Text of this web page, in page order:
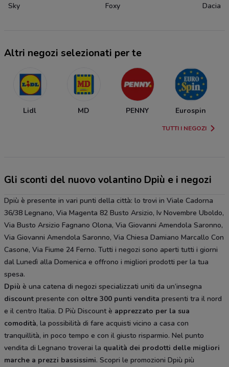
Sky Foxy Dacia
Altri negozi selezionati per te
Lidl MD PENNY Eurospin
TUTTI I NEGOZI
Gli sconti del nuovo volantino Dpiù e i negozi
Dpiù è presente in vari punti della città: lo trovi in Viale Cadorna
36/38 Legnano, Via Magenta 82 Busto Arsizio, Iv Novembre Uboldo,
Via Busto Arsizio Fagnano Olona, Via Giovanni Amendola Saronno,
Via Giovanni Amendola Saronno, Via Chiesa Damiano Marcallo Con
Casone, Via Fiume 24 Ferno. Tutti i negozi sono aperti tutti i giorni
dal Lunedì alla Domenica e offrono i migliori prodotti per la tua
spesa.
Dpiù è una catena di negozi specializzati uniti da un’insegna
discount presente con oltre 300 punti vendita presenti tra il nord
e il centro Italia. D Più Discount è apprezzato per la sua
comodità, la possibilità di fare acquisti vicino a casa con
tranquillità, in poco tempo e con il giusto risparmio. Nel punto
vendita di Legnano troverai la qualità dei prodotti delle migliori
marche a prezzi bassissimi. Scopri le promozioni Dpiù più